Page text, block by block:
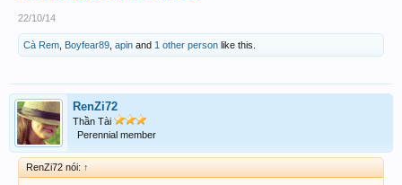
22/10/14
Cà Rem Boyfear89 apin and 1 other person like this.
RenZi72
Thần Tài
Perennial member
RenZi72 nói: ↑